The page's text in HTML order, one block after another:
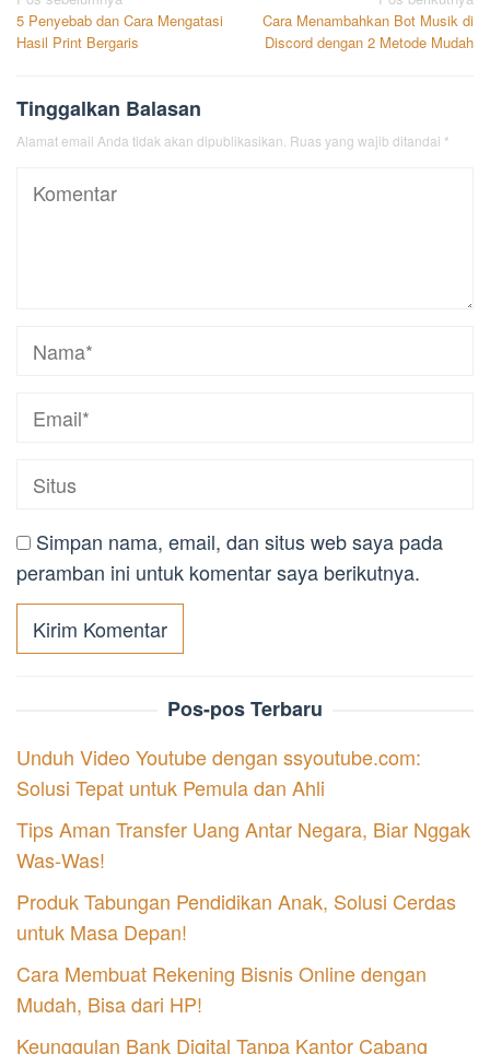
pos
5 Penyebab dan Cara Mengatasi
Hasil Print Bergaris
Cara Menambahkan Bot Musik di
Discord dengan 2 Metode Mudah
Tinggalkan Balasan
Alamat email Anda tidak akan dipublikasikan. Ruas yang wajib ditandai *
Simpan nama, email, dan situs web saya pada
peramban ini untuk komentar saya berikutnya.
Pos-pos Terbaru
Unduh Video Youtube dengan ssyoutube.com:
Solusi Tepat untuk Pemula dan Ahli
Tips Aman Transfer Uang Antar Negara, Biar Nggak
Was-Was!
Produk Tabungan Pendidikan Anak, Solusi Cerdas
untuk Masa Depan!
Cara Membuat Rekening Bisnis Online dengan
Mudah, Bisa dari HP!
Keunggulan Bank Digital Tanpa Kantor Cabang